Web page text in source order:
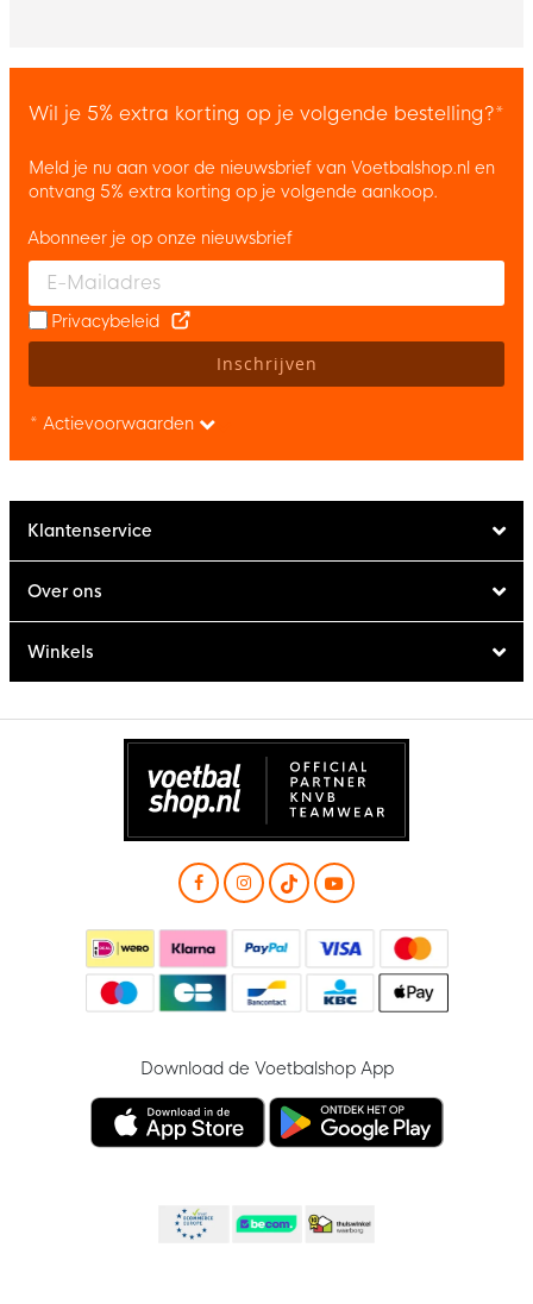
Wil je 5% extra korting op je volgende bestelling?*
Meld je nu aan voor de nieuwsbrief van Voetbalshop.nl en
ontvang 5% extra korting op je volgende aankoop.
Enter your email and accept the privacy policy to subscribe to
Abonneer je op onze nieuwsbrief
Privacybeleid
Inschrijven
* Actievoorwaarden
Klantenservice
Over ons
Winkels
Download de Voetbalshop App